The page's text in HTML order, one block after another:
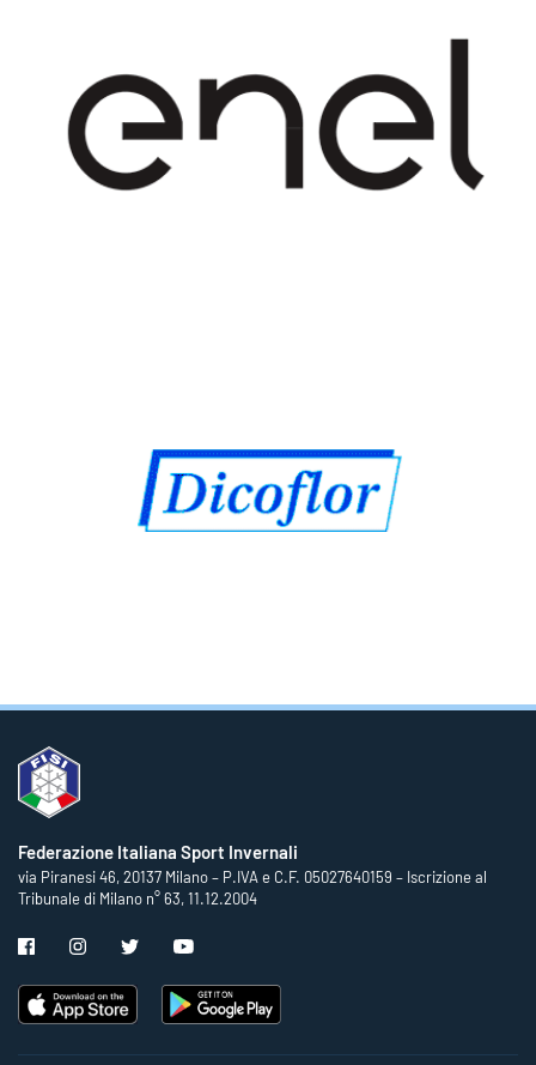
Federazione Italiana Sport Invernali
via Piranesi 46, 20137 Milano – P.IVA e C.F. 05027640159 – Iscrizione al
Tribunale di Milano n° 63, 11.12.2004